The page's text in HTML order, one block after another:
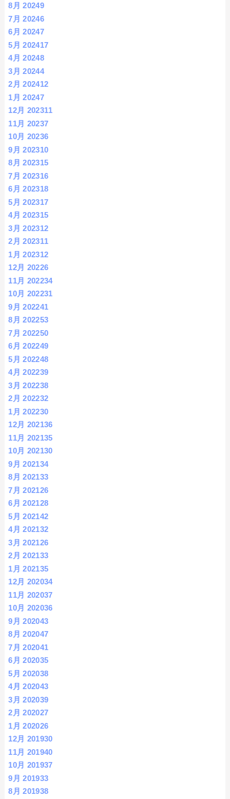
8月 20249
7月 20246
6月 20247
5月 202417
4月 20248
3月 20244
2月 202412
1月 20247
12月 202311
11月 20237
10月 20236
9月 202310
8月 202315
7月 202316
6月 202318
5月 202317
4月 202315
3月 202312
2月 202311
1月 202312
12月 20226
11月 202234
10月 202231
9月 202241
8月 202253
7月 202250
6月 202249
5月 202248
4月 202239
3月 202238
2月 202232
1月 202230
12月 202136
11月 202135
10月 202130
9月 202134
8月 202133
7月 202126
6月 202128
5月 202142
4月 202132
3月 202126
2月 202133
1月 202135
12月 202034
11月 202037
10月 202036
9月 202043
8月 202047
7月 202041
6月 202035
5月 202038
4月 202043
3月 202039
2月 202027
1月 202026
12月 201930
11月 201940
10月 201937
9月 201933
8月 201938